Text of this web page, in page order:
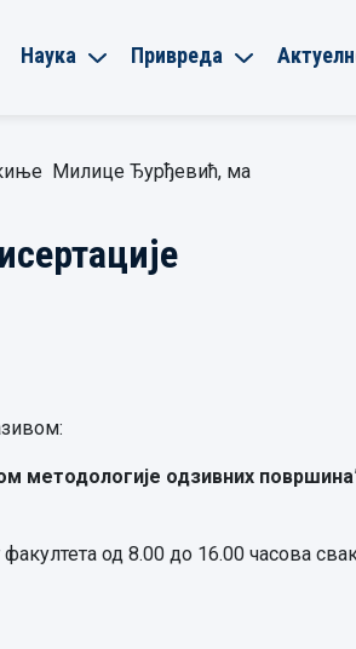
Наука Привреда
Милице Ђурђевић, ма
методологије одзивних површина
од 8.00 до 16.00 часова